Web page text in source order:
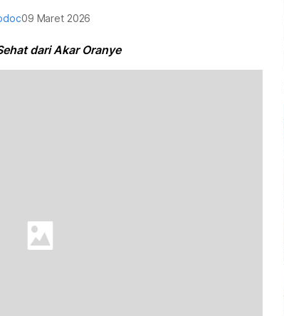
09 Maret 2026
dari Akar Oranye